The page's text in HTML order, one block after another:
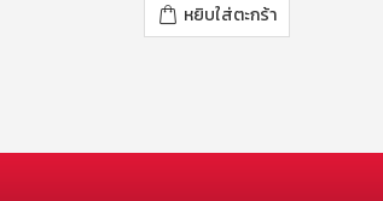
หยิบใส่ตะกร้า